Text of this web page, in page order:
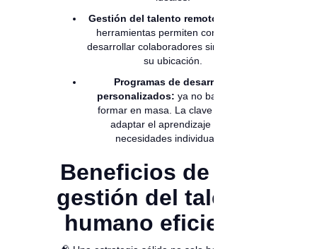
Gestión del talento remoto:
herramientas permiten contratar y
desarrollar colaboradores sin importar
su ubicación.
Programas de desarrollo
personalizados: ya no basta con
formar en masa. La clave está en
adaptar el aprendizaje a las
necesidades individuales.
Beneficios de una
gestión del talento
humano eficiente